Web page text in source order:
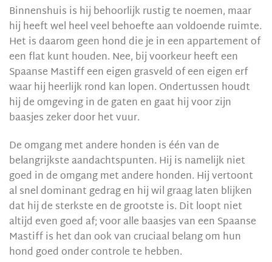
Binnenshuis is hij behoorlijk rustig te noemen, maar
hij heeft wel heel veel behoefte aan voldoende ruimte.
Het is daarom geen hond die je in een appartement of
een flat kunt houden. Nee, bij voorkeur heeft een
Spaanse Mastiff een eigen grasveld of een eigen erf
waar hij heerlijk rond kan lopen. Ondertussen houdt
hij de omgeving in de gaten en gaat hij voor zijn
baasjes zeker door het vuur.
De omgang met andere honden is één van de
belangrijkste aandachtspunten. Hij is namelijk niet
goed in de omgang met andere honden. Hij vertoont
al snel dominant gedrag en hij wil graag laten blijken
dat hij de sterkste en de grootste is. Dit loopt niet
altijd even goed af; voor alle baasjes van een Spaanse
Mastiff is het dan ook van cruciaal belang om hun
hond goed onder controle te hebben.